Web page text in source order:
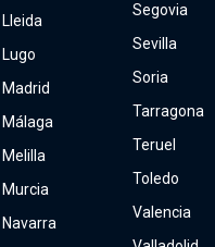
Lleida
Lugo
Madrid
Málaga
Melilla
Murcia
Navarra
Segovia
Sevilla
Soria
Tarragona
Teruel
Toledo
Valencia